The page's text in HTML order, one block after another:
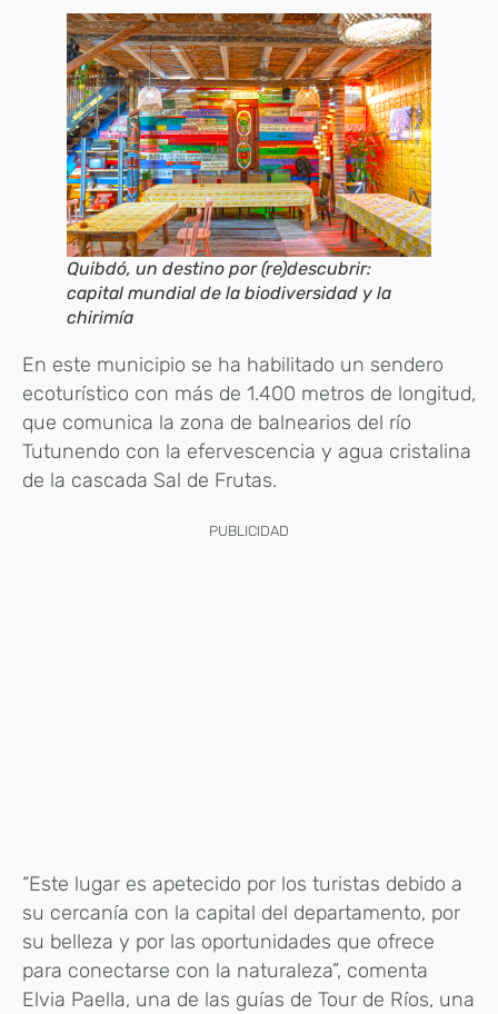
Quibdó, un destino por (re)descubrir:
capital mundial de la biodiversidad y la
chirimía
En este municipio se ha habilitado un sendero
ecoturístico con más de 1.400 metros de longitud,
que comunica la zona de balnearios del río
Tutunendo con la efervescencia y agua cristalina
de la cascada Sal de Frutas.
PUBLICIDAD
“Este lugar es apetecido por los turistas debido a
su cercanía con la capital del departamento, por
su belleza y por las oportunidades que ofrece
para conectarse con la naturaleza”, comenta
Elvia Paella, una de las guías de Tour de Ríos, una